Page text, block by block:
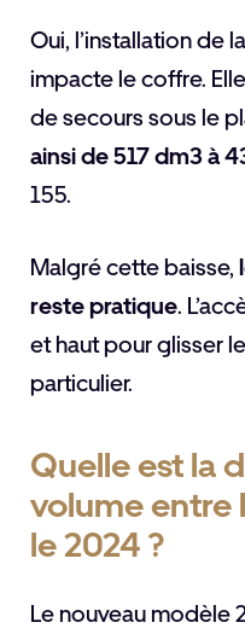
Oui, l’installation de
impacte le coffre.
de secours sous le
ainsi de 517 dm3 à
155.
Malgré cette baisse,
reste pratique.
et haut pour glisser
particulier.
Quelle est la
volume entre
le 2024 ?
Le nouveau modèle